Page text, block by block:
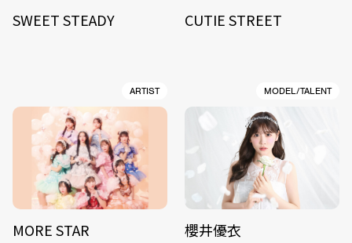
SWEET STEADY CUTIE STREET
ARTIST
MORE STAR
MODEL/TALENT
櫻井優衣